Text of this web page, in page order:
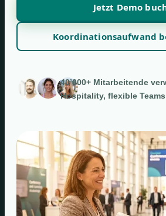
Jetzt Demo
Koordinationsaufwand
40’000+ Mitarbeitende
Hospitality, flexible